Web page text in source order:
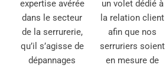
expertise avérée
dans le secteur
de la serrurerie,
qu’il s’agisse de
dépannages
un volet dédié à
la relation client
afin que nos
serruriers soient
en mesure de